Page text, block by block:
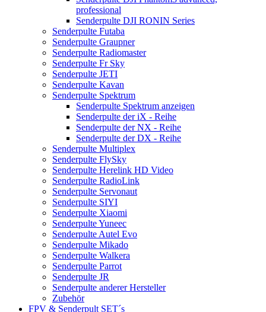
professional
Senderpulte DJI RONIN Series
Senderpulte Futaba
Senderpulte Graupner
Senderpulte Radiomaster
Senderpulte Fr Sky
Senderpulte JETI
Senderpulte Kavan
Senderpulte Spektrum
Senderpulte Spektrum anzeigen
Senderpulte der iX - Reihe
Senderpulte der NX - Reihe
Senderpulte der DX - Reihe
Senderpulte Multiplex
Senderpulte FlySky
Senderpulte Herelink HD Video
Senderpulte RadioLink
Senderpulte Servonaut
Senderpulte SIYI
Senderpulte Xiaomi
Senderpulte Yuneec
Senderpulte Autel Evo
Senderpulte Mikado
Senderpulte Walkera
Senderpulte Parrot
Senderpulte JR
Senderpulte anderer Hersteller
Zubehör
FPV & Senderpult SET´s